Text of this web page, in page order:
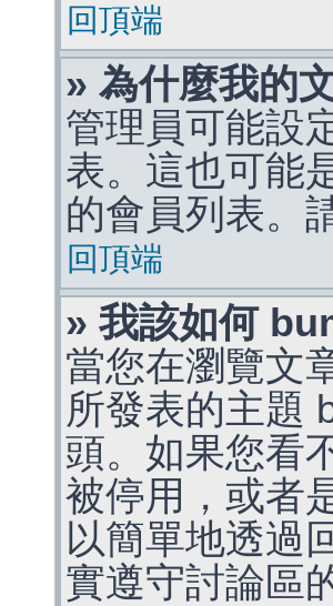
回頂端
» 為什麼我的
管理員可能設
表。這也可能
的會員列表。
回頂端
» 我該如何
當您在瀏覽文
所發表的主題
頭。如果您看
被停用，或者
以簡單地透過
實遵守討論區